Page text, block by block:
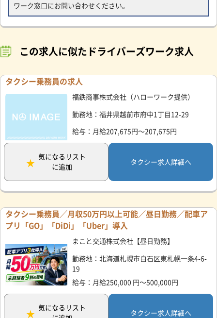
ワーク窓口にお問い合わせください。
この求人に似たドライバーズワーク求人
タクシー乗務員の求人
福鉄商事株式会社（ハローワーク提供）
勤務地：福井県越前市府中1丁目12-29
給与：月給207,675円～207,675円
気になるリスト
に追加
タクシー求人詳細へ
タクシー乗務員／月収50万円以上可能／昼日勤務／配車ア
プリ「GO」「DiDi」「Uber」導入
まこと交通株式会社【昼日勤務】
勤務地：北海道札幌市白石区東札幌一条4-6-
19
給与：月給250,000 円～500,000円
気になるリスト
タクシー求人詳細へ